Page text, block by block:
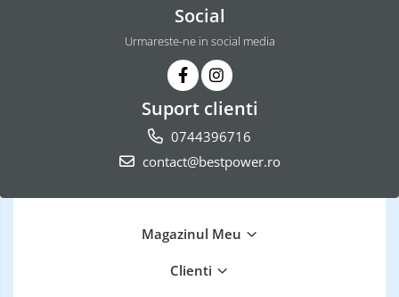
Social
Urmareste-ne in social media
Suport clienti
0744396716
contact@bestpower.ro
Magazinul Meu
Clienti